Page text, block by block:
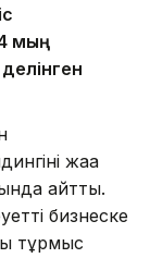
мың
жаңа
айтты.
бизнеске
тұрмыс